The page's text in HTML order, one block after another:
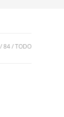
84 TODO